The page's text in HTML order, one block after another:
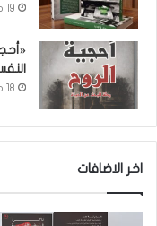
19 مايو، 2026
18 مايو، 2026
اخر الاضافات